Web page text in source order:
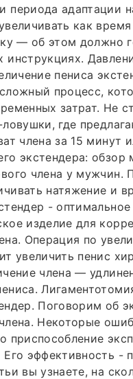
периода адаптации
как
— об этом должно
инструкциях.
пениса
процесс,
затрат. Не
где
члена за 15 минут
экстендера: обзор
члена у мужчин.
натяжение и
- оптимальное
изделие для
Операция по
увеличить пенис
члена —
Поговорим об
Некоторые
приспособление
Его эффективность -
вы узнаете, на